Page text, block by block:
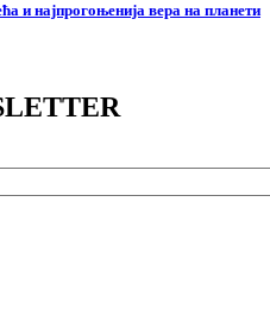
и најпрогоњенија вера на планети